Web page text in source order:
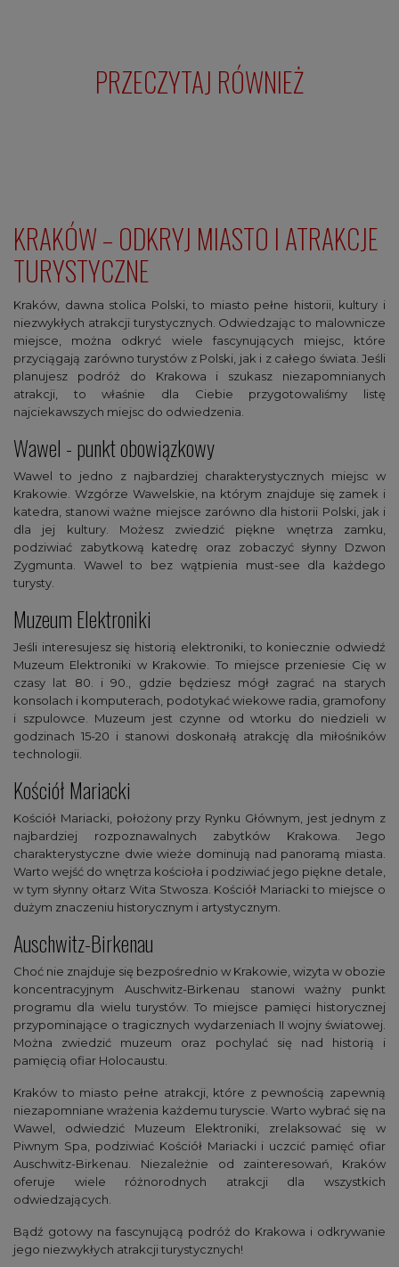
PRZECZYTAJ RÓWNIEŻ
KRAKÓW – ODKRYJ MIASTO I ATRAKCJE
TURYSTYCZNE
Kraków, dawna stolica Polski, to miasto pełne historii, kultury i
niezwykłych atrakcji turystycznych. Odwiedzając to malownicze
miejsce, można odkryć wiele fascynujących miejsc, które
przyciągają zarówno turystów z Polski, jak i z całego świata. Jeśli
planujesz podróż do Krakowa i szukasz niezapomnianych
atrakcji, to właśnie dla Ciebie przygotowaliśmy listę
najciekawszych miejsc do odwiedzenia.
Wawel - punkt obowiązkowy
Wawel to jedno z najbardziej charakterystycznych miejsc w
Krakowie. Wzgórze Wawelskie, na którym znajduje się zamek i
katedra, stanowi ważne miejsce zarówno dla historii Polski, jak i
dla jej kultury. Możesz zwiedzić piękne wnętrza zamku,
podziwiać zabytkową katedrę oraz zobaczyć słynny Dzwon
Zygmunta. Wawel to bez wątpienia must-see dla każdego
turysty.
Muzeum Elektroniki
Jeśli interesujesz się historią elektroniki, to koniecznie odwiedź
Muzeum Elektroniki w Krakowie. To miejsce przeniesie Cię w
czasy lat 80. i 90., gdzie będziesz mógł zagrać na starych
konsolach i komputerach, podotykać wiekowe radia, gramofony
i szpulowce. Muzeum jest czynne od wtorku do niedzieli w
godzinach 15-20 i stanowi doskonałą atrakcję dla miłośników
technologii.
Kościół Mariacki
Kościół Mariacki, położony przy Rynku Głównym, jest jednym z
najbardziej rozpoznawalnych zabytków Krakowa. Jego
charakterystyczne dwie wieże dominują nad panoramą miasta.
Warto wejść do wnętrza kościoła i podziwiać jego piękne detale,
w tym słynny ołtarz Wita Stwosza. Kościół Mariacki to miejsce o
dużym znaczeniu historycznym i artystycznym.
Auschwitz-Birkenau
Choć nie znajduje się bezpośrednio w Krakowie, wizyta w obozie
koncentracyjnym Auschwitz-Birkenau stanowi ważny punkt
programu dla wielu turystów. To miejsce pamięci historycznej
przypominające o tragicznych wydarzeniach II wojny światowej.
Można zwiedzić muzeum oraz pochylać się nad historią i
pamięcią ofiar Holocaustu.
Kraków to miasto pełne atrakcji, które z pewnością zapewnią
niezapomniane wrażenia każdemu turyscie. Warto wybrać się na
Wawel, odwiedzić Muzeum Elektroniki, zrelaksować się w
Piwnym Spa, podziwiać Kościół Mariacki i uczcić pamięć ofiar
Auschwitz-Birkenau. Niezależnie od zainteresowań, Kraków
oferuje wiele różnorodnych atrakcji dla wszystkich
odwiedzających.
Bądź gotowy na fascynującą podróż do Krakowa i odkrywanie
jego niezwykłych atrakcji turystycznych!